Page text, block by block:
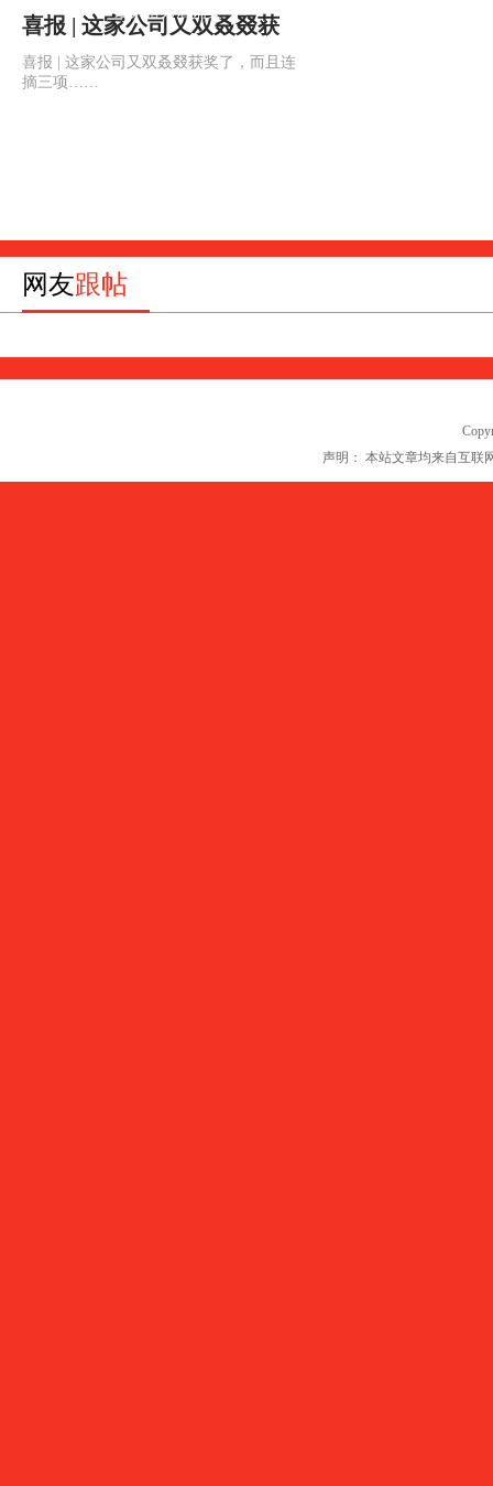
最具潜力店铺奖
喜报 | 这家公司又双叒叕获
奖了，而且连摘三项
喜报 | 这家公司又双叒叕获奖了，而且连
摘三项……
网友跟帖
声明： 本站文章均来自互联